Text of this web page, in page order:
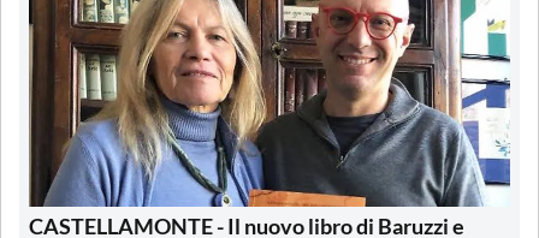
CASTELLAMONTE - Il nuovo libro di Baruzzi e